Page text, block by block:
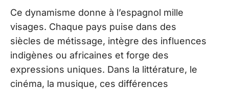
Ce dynamisme donne à l’espagnol mille
visages. Chaque pays puise dans des
siècles de métissage, intègre des influences
indigènes ou africaines et forge des
expressions uniques. Dans la littérature, le
cinéma, la musique, ces différences